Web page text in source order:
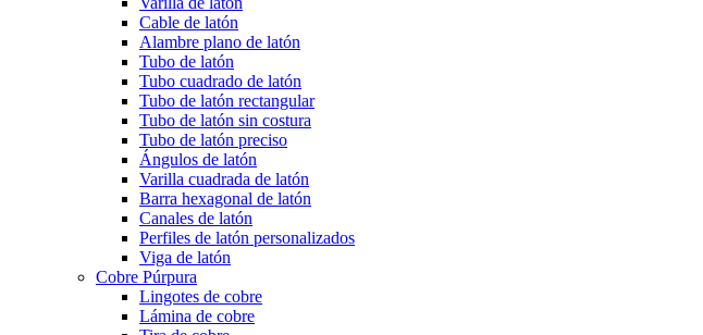
Cable de latón
Alambre plano de latón
Tubo de latón
Tubo cuadrado de latón
Tubo de latón rectangular
Tubo de latón sin costura
Tubo de latón preciso
Ángulos de latón
Varilla cuadrada de latón
Barra hexagonal de latón
Canales de latón
Perfiles de latón personalizados
Viga de latón
Cobre Púrpura
Lingotes de cobre
Lámina de cobre